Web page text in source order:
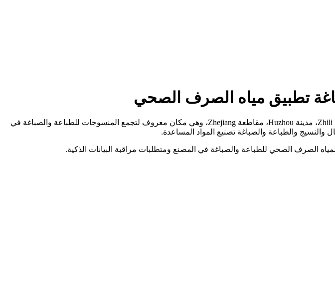
تطبيق مياه الصرف الصحي
Huzhou Jinniu Textile Printing and Dyeing Industry Co., Ltd.، التي تأسست في عام 1994، تقع في مدينة Zhili، مدينة Huzhou، مقاطعة Zhejiang، وهي مكان معروف لتجمع المنسوجات للطباعة والصباغة في
والطباعة والصباغة تصنيع المواد المساعدة.